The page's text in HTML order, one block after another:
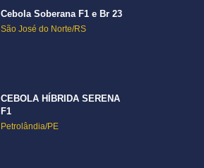
Cebola Soberana F1 e Br 23
São José do Norte/RS
CEBOLA HÍBRIDA SERENA
F1
Petrolândia/PE